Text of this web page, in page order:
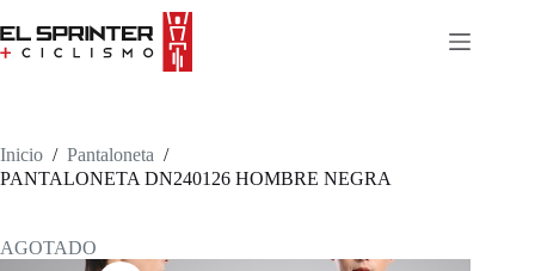
to
content
Inicio / Pantaloneta /
PANTALONETA DN240126 HOMBRE NEGRA
AGOTADO